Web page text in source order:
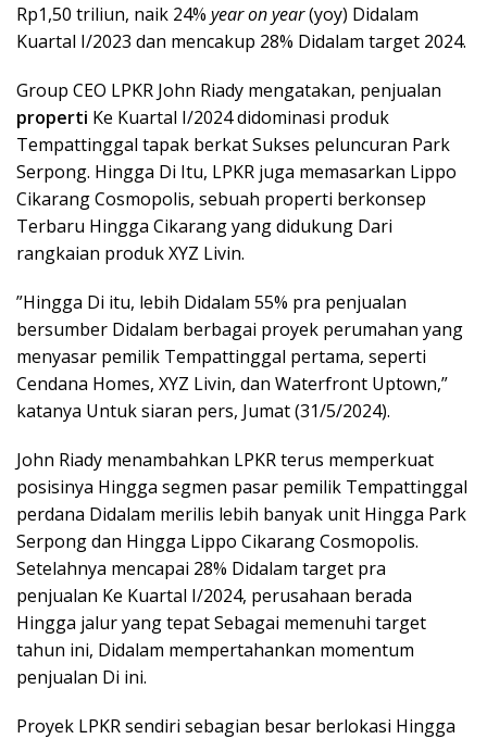
Rp1,50 triliun, naik 24% year on year(yoy) Didalam
Kuartal I/2023 dan mencakup 28% Didalam target 2024.
Group CEO LPKR John Riady mengatakan, penjualan
properti Ke Kuartal I/2024 didominasi produk
Tempattinggal tapak berkat Sukses peluncuran Park
Serpong. Hingga Di Itu, LPKR juga memasarkan Lippo
Cikarang Cosmopolis, sebuah properti berkonsep
Terbaru Hingga Cikarang yang didukung Dari
rangkaian produk XYZ Livin.
”Hingga Di itu, lebih Didalam 55% pra penjualan
bersumber Didalam berbagai proyek perumahan yang
menyasar pemilik Tempattinggal pertama, seperti
Cendana Homes, XYZ Livin, dan Waterfront Uptown,”
katanya Untuk siaran pers, Jumat (31/5/2024).
John Riady menambahkan LPKR terus memperkuat
posisinya Hingga segmen pasar pemilik Tempattinggal
perdana Didalam merilis lebih banyak unit Hingga Park
Serpong dan Hingga Lippo Cikarang Cosmopolis.
Setelahnya mencapai 28% Didalam target pra
penjualan Ke Kuartal I/2024, perusahaan berada
Hingga jalur yang tepat Sebagai memenuhi target
tahun ini, Didalam mempertahankan momentum
penjualan Di ini.
Proyek LPKR sendiri sebagian besar berlokasi Hingga